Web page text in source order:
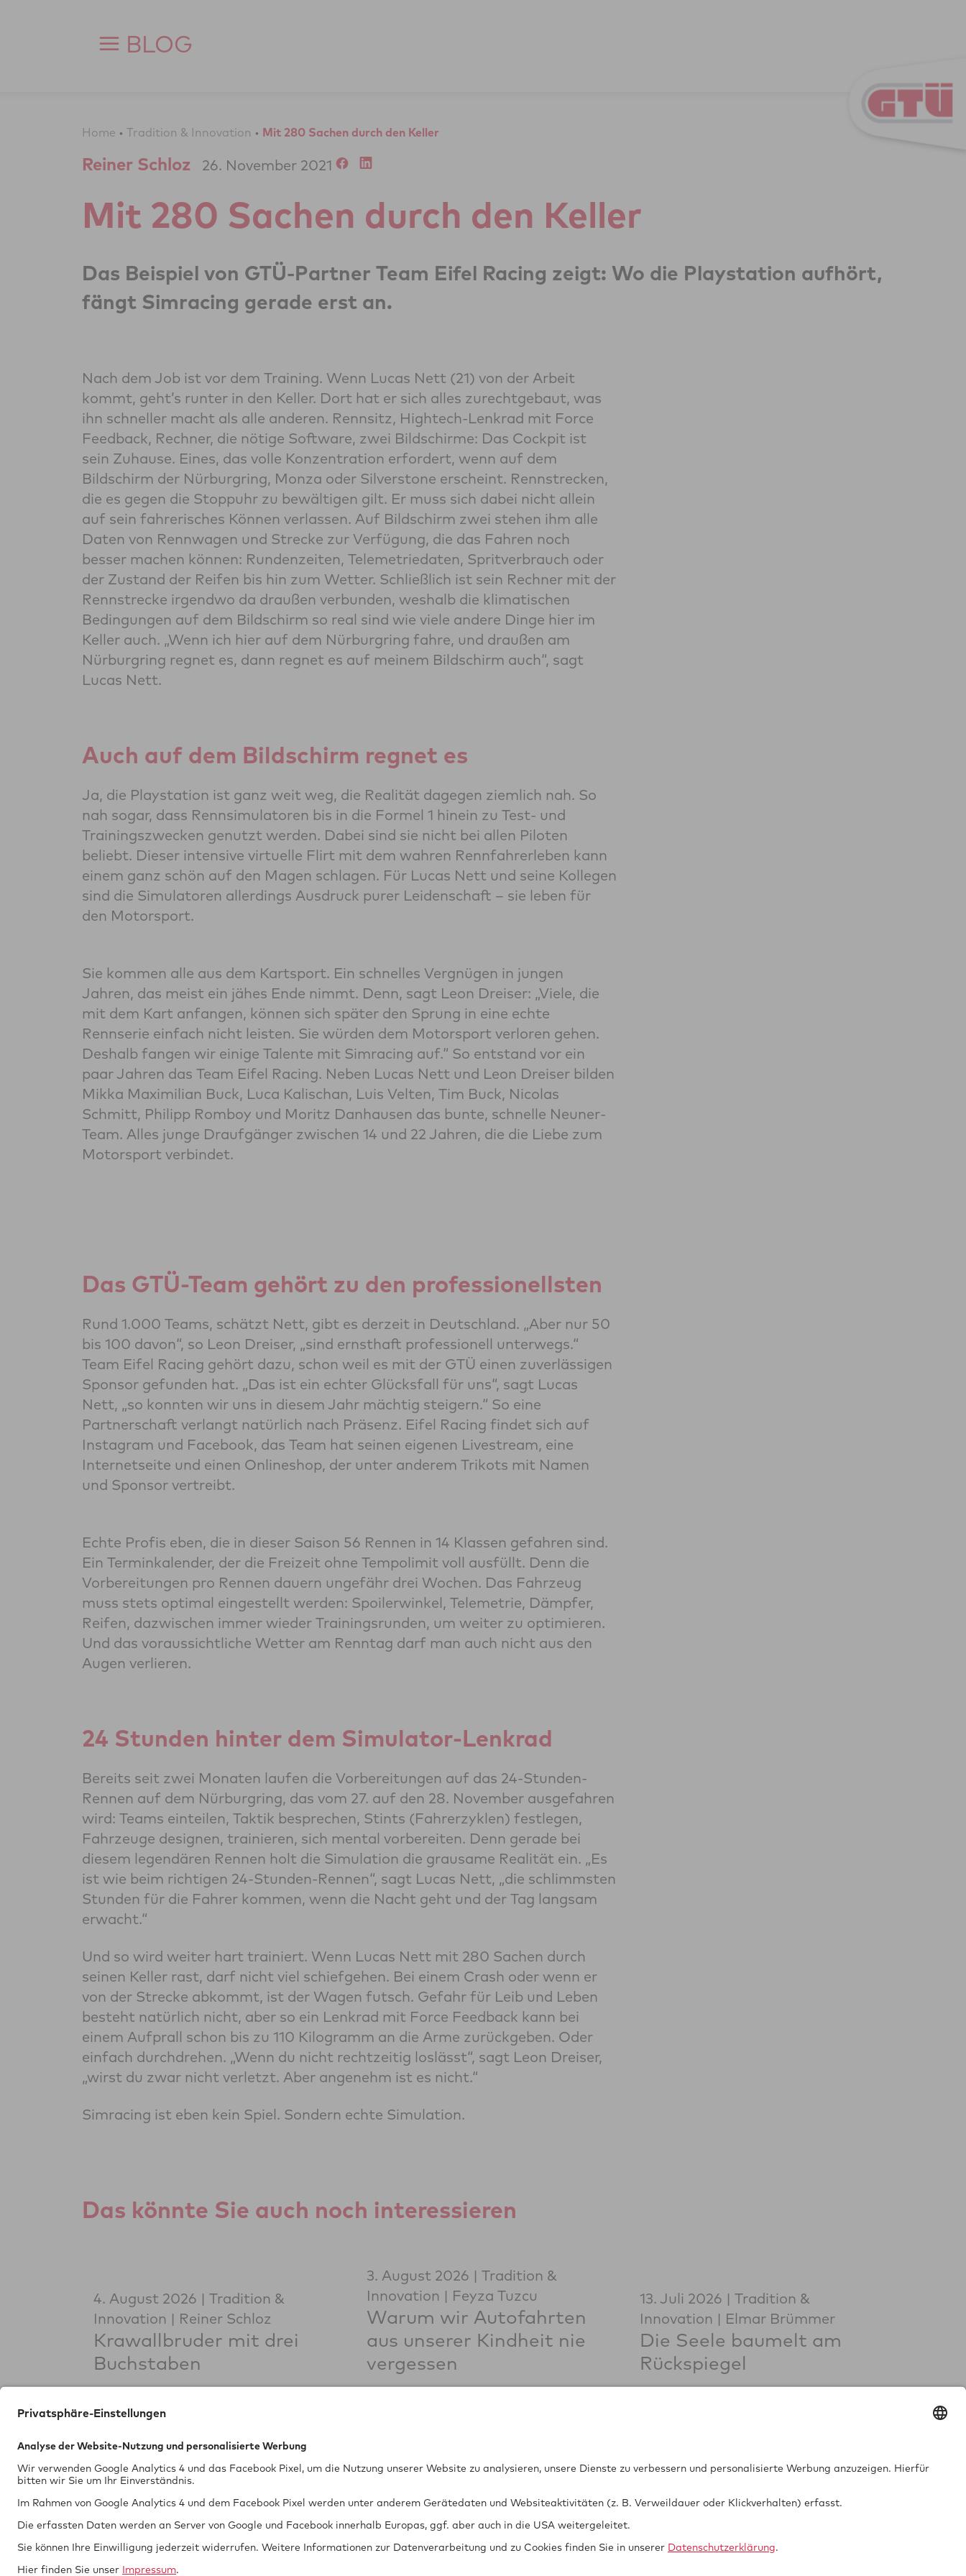
BLOG
Home • Tradition & Innovation • Mit 280 Sachen durch den Keller
Reiner Schloz 26. November 2021
Mit 280 Sachen durch den Keller
Das Beispiel von GTÜ-Partner Team Eifel Racing zeigt: Wo die Playstation aufhört,
fängt Simracing gerade erst an.
Nach dem Job ist vor dem Training. Wenn Lucas Nett (21) von der Arbeit
kommt, geht’s runter in den Keller. Dort hat er sich alles zurechtgebaut, was
ihn schneller macht als alle anderen. Rennsitz, Hightech-Lenkrad mit Force
Feedback, Rechner, die nötige Software, zwei Bildschirme: Das Cockpit ist
sein Zuhause. Eines, das volle Konzentration erfordert, wenn auf dem
Bildschirm der Nürburgring, Monza oder Silverstone erscheint. Rennstrecken,
die es gegen die Stoppuhr zu bewältigen gilt. Er muss sich dabei nicht allein
auf sein fahrerisches Können verlassen. Auf Bildschirm zwei stehen ihm alle
Daten von Rennwagen und Strecke zur Verfügung, die das Fahren noch
besser machen können: Rundenzeiten, Telemetriedaten, Spritverbrauch oder
der Zustand der Reifen bis hin zum Wetter. Schließlich ist sein Rechner mit der
Rennstrecke irgendwo da draußen verbunden, weshalb die klimatischen
Bedingungen auf dem Bildschirm so real sind wie viele andere Dinge hier im
Keller auch. „Wenn ich hier auf dem Nürburgring fahre, und draußen am
Nürburgring regnet es, dann regnet es auf meinem Bildschirm auch“, sagt
Lucas Nett.
Auch auf dem Bildschirm regnet es
Ja, die Playstation ist ganz weit weg, die Realität dagegen ziemlich nah. So
nah sogar, dass Rennsimulatoren bis in die Formel 1 hinein zu Test- und
Trainingszwecken genutzt werden. Dabei sind sie nicht bei allen Piloten
beliebt. Dieser intensive virtuelle Flirt mit dem wahren Rennfahrerleben kann
einem ganz schön auf den Magen schlagen. Für Lucas Nett und seine Kollegen
sind die Simulatoren allerdings Ausdruck purer Leidenschaft – sie leben für
den Motorsport.
Sie kommen alle aus dem Kartsport. Ein schnelles Vergnügen in jungen
Jahren, das meist ein jähes Ende nimmt. Denn, sagt Leon Dreiser: „Viele, die
mit dem Kart anfangen, können sich später den Sprung in eine echte
Rennserie einfach nicht leisten. Sie würden dem Motorsport verloren gehen.
Deshalb fangen wir einige Talente mit Simracing auf.“ So entstand vor ein
paar Jahren das Team Eifel Racing. Neben Lucas Nett und Leon Dreiser bilden
Mikka Maximilian Buck, Luca Kalischan, Luis Velten, Tim Buck, Nicolas
Schmitt, Philipp Romboy und Moritz Danhausen das bunte, schnelle Neuner-
Team. Alles junge Draufgänger zwischen 14 und 22 Jahren, die die Liebe zum
Motorsport verbindet.
Das GTÜ-Team gehört zu den professionellsten
Rund 1.000 Teams, schätzt Nett, gibt es derzeit in Deutschland. „Aber nur 50
bis 100 davon“, so Leon Dreiser, „sind ernsthaft professionell unterwegs.“
Team Eifel Racing gehört dazu, schon weil es mit der GTÜ einen zuverlässigen
Sponsor gefunden hat. „Das ist ein echter Glücksfall für uns“, sagt Lucas
Nett, „so konnten wir uns in diesem Jahr mächtig steigern.“ So eine
Partnerschaft verlangt natürlich nach Präsenz. Eifel Racing findet sich auf
Instagram und Facebook, das Team hat seinen eigenen Livestream, eine
Internetseite und einen Onlineshop, der unter anderem Trikots mit Namen
und Sponsor vertreibt.
Echte Profis eben, die in dieser Saison 56 Rennen in 14 Klassen gefahren sind.
Ein Terminkalender, der die Freizeit ohne Tempolimit voll ausfüllt. Denn die
Vorbereitungen pro Rennen dauern ungefähr drei Wochen. Das Fahrzeug
muss stets optimal eingestellt werden: Spoilerwinkel, Telemetrie, Dämpfer,
Reifen, dazwischen immer wieder Trainingsrunden, um weiter zu optimieren.
Und das voraussichtliche Wetter am Renntag darf man auch nicht aus den
Augen verlieren.
24 Stunden hinter dem Simulator-Lenkrad
Bereits seit zwei Monaten laufen die Vorbereitungen auf das 24-Stunden-
Rennen auf dem Nürburgring, das vom 27. auf den 28. November ausgefahren
wird: Teams einteilen, Taktik besprechen, Stints (Fahrerzyklen) festlegen,
Fahrzeuge designen, trainieren, sich mental vorbereiten. Denn gerade bei
diesem legendären Rennen holt die Simulation die grausame Realität ein. „Es
ist wie beim richtigen 24-Stunden-Rennen“, sagt Lucas Nett, „die schlimmsten
Stunden für die Fahrer kommen, wenn die Nacht geht und der Tag langsam
erwacht.“
Und so wird weiter hart trainiert. Wenn Lucas Nett mit 280 Sachen durch
seinen Keller rast, darf nicht viel schiefgehen. Bei einem Crash oder wenn er
von der Strecke abkommt, ist der Wagen futsch. Gefahr für Leib und Leben
besteht natürlich nicht, aber so ein Lenkrad mit Force Feedback kann bei
einem Aufprall schon bis zu 110 Kilogramm an die Arme zurückgeben. Oder
einfach durchdrehen. „Wenn du nicht rechtzeitig loslässt“, sagt Leon Dreiser,
„wirst du zwar nicht verletzt. Aber angenehm ist es nicht.“
Simracing ist eben kein Spiel. Sondern echte Simulation.
Das könnte Sie auch noch interessieren
4. August 2026
Tradition &
Innovation
Reiner Schloz
Krawallbruder mit drei
Buchstaben
3. August 2026
Tradition &
Innovation
Feyza Tuzcu
Warum wir Autofahrten
aus unserer Kindheit nie
vergessen
13. Juli 2026
Tradition &
Innovation
Elmar Brümmer
Die Seele baumelt am
Rückspiegel
Tech­nik
braucht
Si­cher­heit.
GTÜ Ge­sell­schaft für
Tech­ni­sche Über­wa­chung mbH
Vor dem Lauch 25
FON 0711 97676-0
MAIL info@gtue.de
WEB www.gtue.de
Datenschutz